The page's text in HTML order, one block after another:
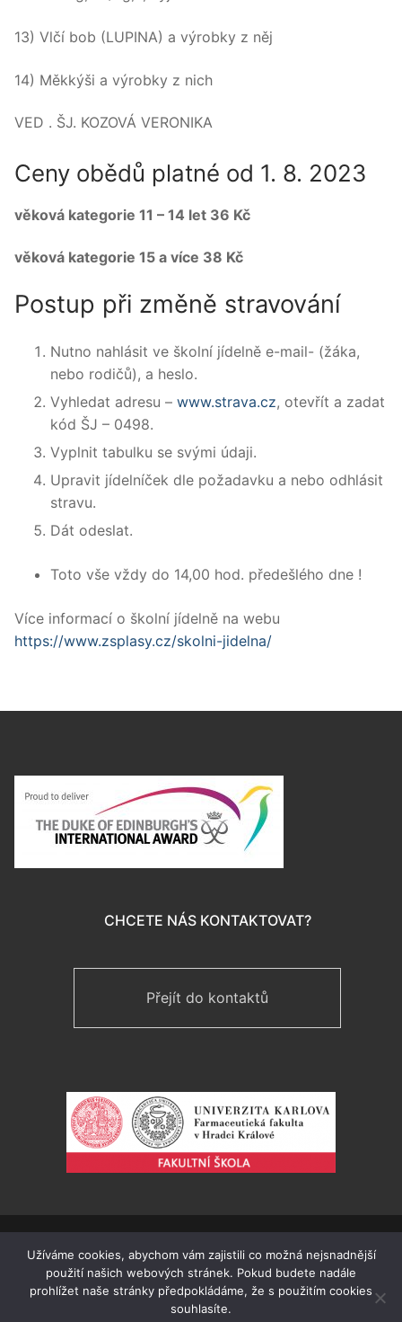
13) Vlčí bob (LUPINA) a výrobky z něj
14) Měkkýši a výrobky z nich
VED . ŠJ. KOZOVÁ VERONIKA
Ceny obědů platné od 1. 8. 2023
věková kategorie 11 – 14 let 36 Kč
věková kategorie 15 a více 38 Kč
Postup při změně stravování
Nutno nahlásit ve školní jídelně e-mail- (žáka,
nebo rodičů), a heslo.
Vyhledat adresu – www.strava.cz, otevřít a zadat
kód ŠJ – 0498.
Vyplnit tabulku se svými údaji.
Upravit jídelníček dle požadavku a nebo odhlásit
stravu.
Dát odeslat.
Toto vše vždy do 14,00 hod. předešlého dne !
Více informací o školní jídelně na webu
https://www.zsplasy.cz/skolni-jidelna/
CHCETE NÁS KONTAKTOVAT?
Přejít do kontaktů
Pro Gymnázium a SOŠ Plasy vytvořil Luboš Hubáčekv
roce 2018. Webmaster Václav Jícha.
Prohlášení o přístupnosti
Mapa stránek
Užíváme cookies, abychom vám zajistili co možná nejsnadnější
použití našich webových stránek. Pokud budete nadále
prohlížet naše stránky předpokládáme, že s použitím cookies
souhlasíte.